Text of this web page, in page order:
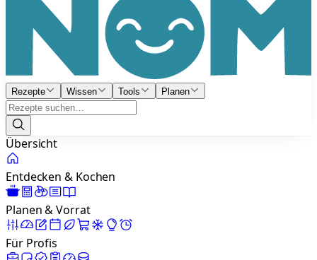
Rezepte Wissen Tools Planen
Übersicht
Entdecken & Kochen
Planen & Vorrat
Für Profis